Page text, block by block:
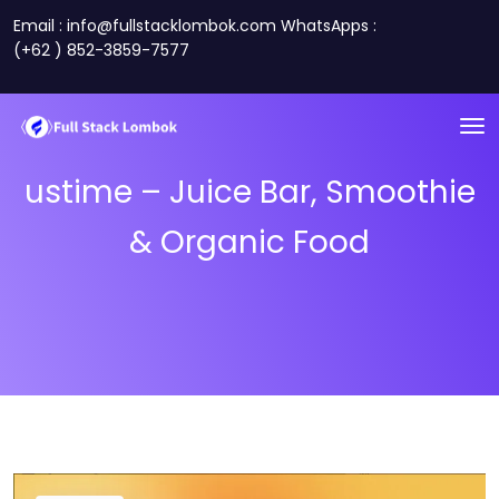
Email : info@fullstacklombok.com WhatsApps :
(+62 ) 852-3859-7577
ustime – Juice Bar, Smoothie
& Organic Food